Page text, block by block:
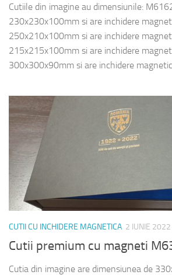
Cutiile din imagine au dimensiunile:
230x230x100mm si are inchidere
250x210x100mm si are inchidere
215x215x100mm si are inchidere
300x300x90mm si are inchidere
CUTII CU INCHIDERE MAGNETICA 2 IUNIE 2022
Cutii premium cu magneti
Cutia din imagine are dimensiunea de